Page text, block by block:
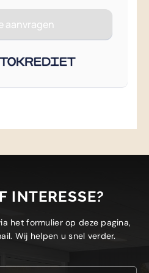
INTERESSE?
het formulier op deze pagina,
Wij helpen u snel verder.